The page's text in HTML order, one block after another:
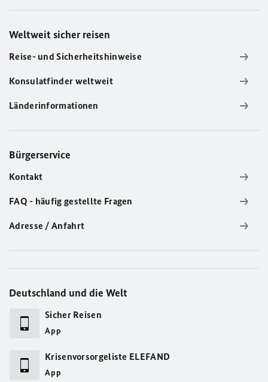
Weltweit sicher reisen
Reise- und Sicherheitshinweise
Konsulatfinder weltweit
Länderinformationen
Bürgerservice
Kontakt
FAQ - häufig gestellte Fragen
Adresse / Anfahrt
Deutschland und die Welt
Sicher Reisen
App
Krisenvorsorgeliste ELEFAND
App